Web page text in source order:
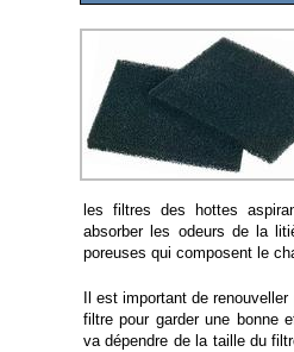
les filtres des hottes
absorber les odeurs de la
poreuses qui composent le
Il est important de
filtre pour garder une bonne
va dépendre de la taille du